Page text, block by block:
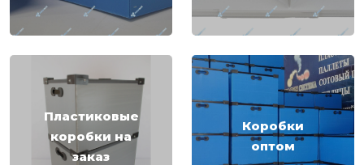
Пластиковые
коробки на
заказ
Коробки
оптом